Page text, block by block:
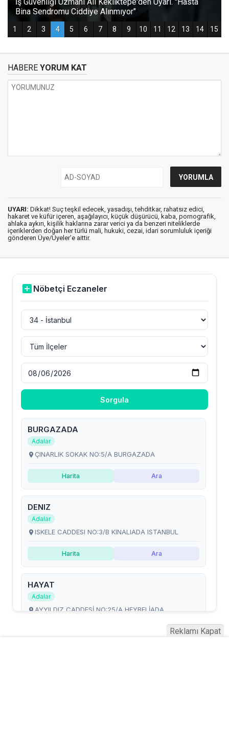
HABERE YORUM KAT
UYARI: Dikkat! Suç teşkil edecek, yasadışı, tehditkar, rahatsız edici,
hakaret ve küfür içeren, aşağılayıcı, küçük düşürücü, kaba, pornografik,
ahlaka aykırı, kişilik haklarına zarar verici ya da benzeri niteliklerde
içeriklerden doğan her türlü mali, hukuki, cezai, idari sorumluluk içeriği
gönderen Üye/Üyeler’e aittir.
Reklamı Kapat